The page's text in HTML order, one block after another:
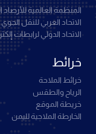
المنظمة العالمية للأرصاد
الاتحاد العربي للنقل الجوي
الاتحاد الدولي لرابطات
خرائط
خرائط الملاحة
الرياح والطقس
خريطة الموقع
الخارطة الملاحية لليمن